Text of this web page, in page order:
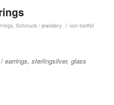
, Schmuck / jewellery / von toeffel
earrings, sterlingsilver, glass